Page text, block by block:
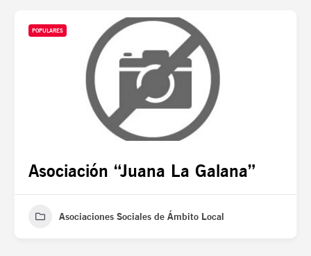
POPULARES
Asociación “Juana La Galana”
Asociaciones Sociales de Ámbito Local